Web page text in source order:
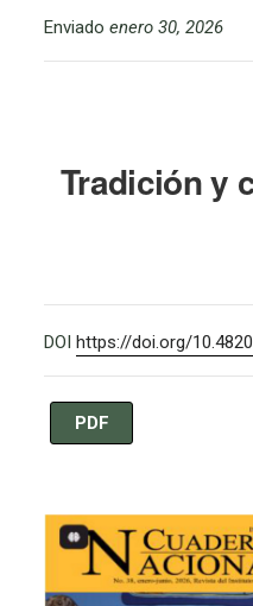
Enviado enero 30, 2026
Tradición y
DOI https://doi.org/
PDF